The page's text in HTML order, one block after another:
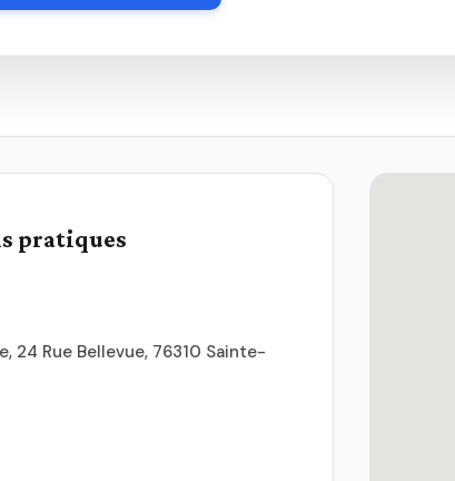
pratiques
24 Rue Bellevue, 76310 Sainte-